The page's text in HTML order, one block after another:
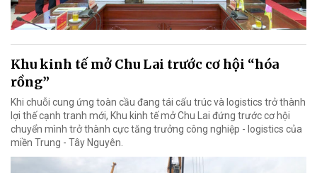
Khu kinh tế mở Chu Lai trước cơ hội “hóa
rồng”
Khi chuỗi cung ứng toàn cầu đang tái cấu trúc và logistics trở thành
lợi thế cạnh tranh mới, Khu kinh tế mở Chu Lai đứng trước cơ hội
chuyển mình trở thành cực tăng trưởng công nghiệp - logistics của
miền Trung - Tây Nguyên.